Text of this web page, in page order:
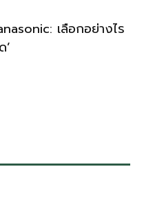
เลือกอย่างไร